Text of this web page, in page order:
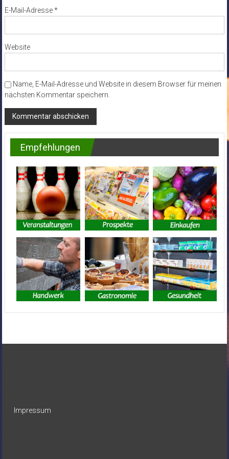
E-Mail-Adresse*
Website
Name, E-Mail-Adresse und Website in diesem Browser für meinen
nächsten Kommentar speichern.
Empfehlungen
Impressum